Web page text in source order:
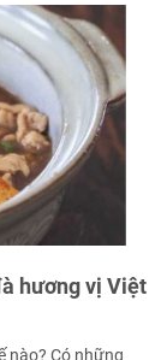
hương vị Việt
nào? Có những